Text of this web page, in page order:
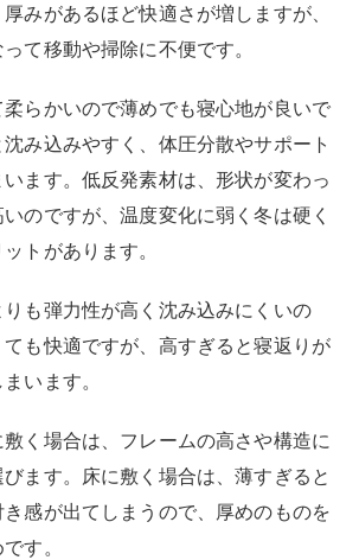
みがあるほど快適さが増しますが、
て移動や掃除に不便です。
らかいので薄めでも寝心地が良いで
み込みやすく、体圧分散やサポート
ます。低反発素材は、形状が変わっ
のですが、温度変化に弱く冬は硬く
トがあります。
も弾力性が高く沈み込みにくいの
も快適ですが、高すぎると寝返りが
います。
く場合は、フレームの高さや構造に
ます。床に敷く場合は、薄すぎると
感が出てしまうので、厚めのものを
す。